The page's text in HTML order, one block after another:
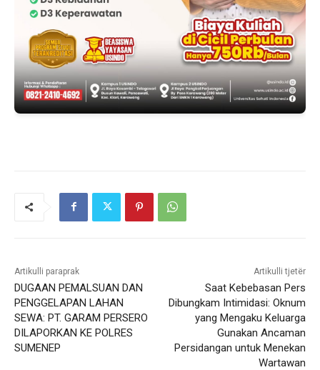
Artikulli paraprak
DUGAAN PEMALSUAN DAN
PENGGELAPAN LAHAN
SEWA: PT. GARAM PERSERO
DILAPORKAN KE POLRES
SUMENEP
Artikulli tjetër
Saat Kebebasan Pers
Dibungkam Intimidasi: Oknum
yang Mengaku Keluarga
Gunakan Ancaman
Persidangan untuk Menekan
Wartawan